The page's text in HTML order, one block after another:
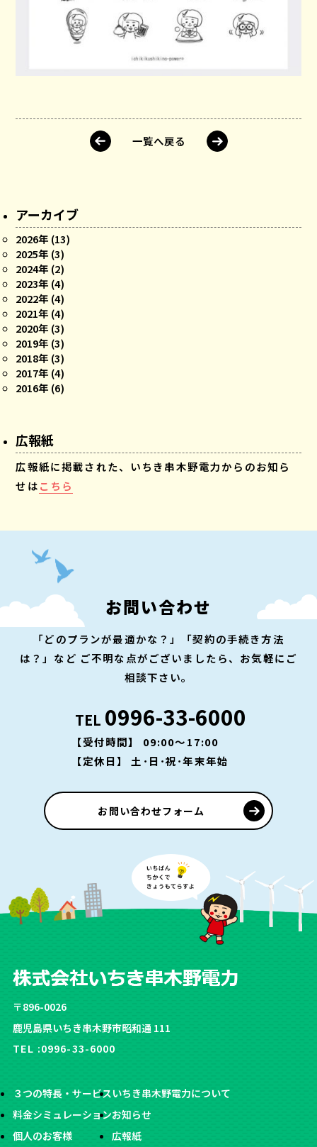
一覧へ戻る
アーカイブ
2026年 (13)
2025年 (3)
2024年 (2)
2023年 (4)
2022年 (4)
2021年 (4)
2020年 (3)
2019年 (3)
2018年 (3)
2017年 (4)
2016年 (6)
広報紙
広報紙に掲載された、いちき串木野電力からのお知ら
せはこちら
お問い合わせ
「どのプランが最適かな？」「契約の手続き方法
は？」など ご不明な点がございましたら、お気軽にご
相談下さい。
TEL 0996-33-6000
【受付時間】 09:00～17:00
【定休日】 土･日･祝･年末年始
お問い合わせフォーム
〒896-0026
鹿児島県いちき串木野市昭和通 111
TEL :0996-33-6000
３つの特長・サービス
料金シミュレーション
個人のお客様
いちき串木野電力について
お知らせ
広報紙